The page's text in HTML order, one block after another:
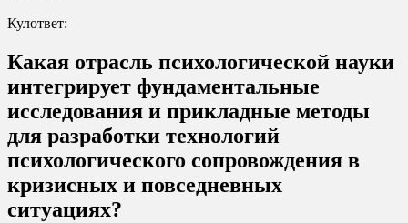
Кулответ:
Какая отрасль психологической науки
интегрирует фундаментальные
исследования и прикладные методы
для разработки технологий
психологического сопровождения в
кризисных и повседневных
ситуациях?